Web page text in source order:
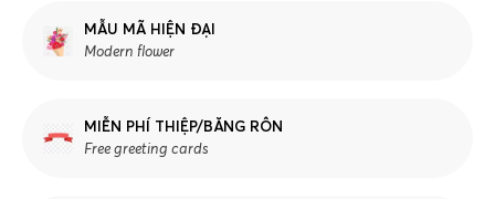
MẪU MÃ HIỆN ĐẠI
Modern flower
MIỄN PHÍ THIỆP/BĂNG RÔN
Free greeting cards